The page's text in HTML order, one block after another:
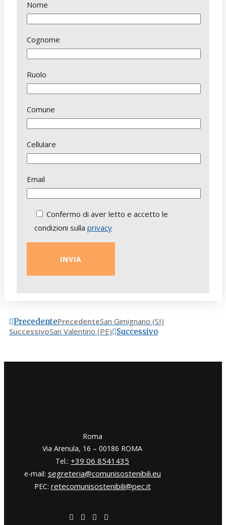
Nome
Cognome
Ruolo
Comune
Cellulare
Email
Confermo di aver letto e accetto le
condizioni sulla privacy
PrecedentePrecedenteSan Gimignano (SI)
SuccessivoSan Valentino (PE) Successivo
​​Roma
Via Arenula, 16 – 00186 ROMA
Tel.: +39 06 8541435
e-mail: segreteria@comunisostenibili.eu
PEC: retecomunisostenibili@pec.it